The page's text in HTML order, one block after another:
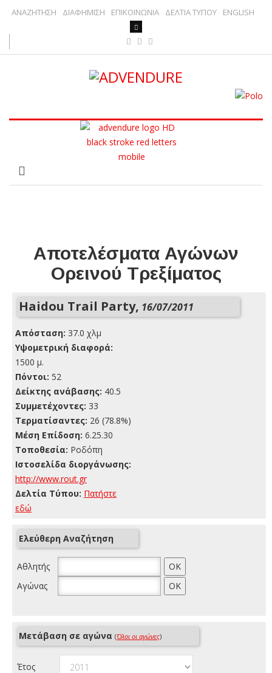
ΑΝΑΖΗΤΗΣΗ ΔΙΑΦΗΜΙΣΗ ΕΠΙΚΟΙΝΩΝΙΑ ΔΕΛΤΙΑ ΤΥΠΟΥ ENGLISH
Αποτελέσματα Αγώνων
Ορεινού Τρεξίματος
Haidou Trail Party, 16/07/2011
Απόσταση: 37.0 χλμ
Yψομετρική διαφορά:
1500 μ.
Πόντοι: 52
Δείκτης ανάβασης: 40.5
Συμμετέχοντες: 33
Τερματίσαντες: 26 (78.8%)
Μέση Επίδοση: 6.25.30
Τοποθεσία: Ροδόπη
Ιστοσελίδα διοργάνωσης:
http://www.rout.gr
Δελτία Τύπου: Πατήστε
εδώ
Ελεύθερη Αναζήτηση
Αθλητής
Αγώνας
Μετάβαση σε αγώνα (Όλοι οι αγώνες)
Έτος